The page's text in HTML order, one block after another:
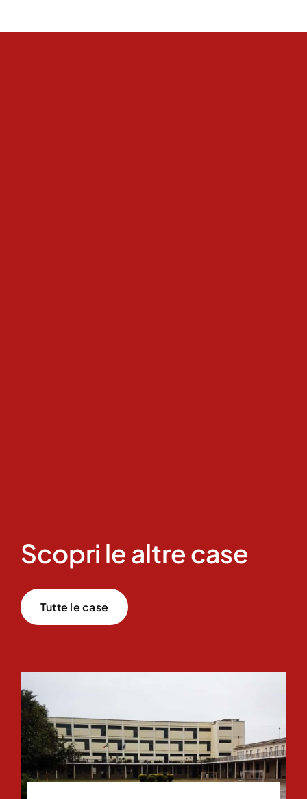
Scopri le altre case
Tutte le case